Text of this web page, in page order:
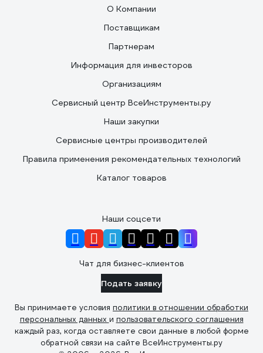
О Компании
Поставщикам
Партнерам
Информация для инвесторов
Организациям
Сервисный центр ВсеИнструменты.ру
Наши закупки
Сервисные центры производителей
Правила применения рекомендательных технологий
Каталог товаров
Наши соцсети
Чат для бизнес-клиентов
Подать заявку
Вы принимаете условия политики в отношении обработки
персональных данных и пользовательского соглашения
каждый раз, когда оставляете свои данные в любой форме
обратной связи на сайте ВсеИнструменты.ру